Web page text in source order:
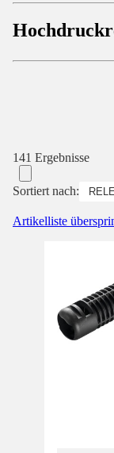
141 Ergebnisse
Sortiert nach:
Artikelliste